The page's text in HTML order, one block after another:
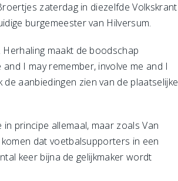
zaterdag in diezelfde Volkskrant
burgemeester van Hilversum.
maakt de boodschap
I may remember, involve me and I
aanbiedingen zien van de plaatselijke
principe allemaal, maar zoals Van
dat voetbalsupporters in een
keer bijna de gelijkmaker wordt